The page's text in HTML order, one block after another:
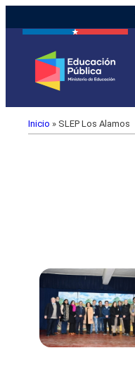
Inicio » SLEP Los Alamos